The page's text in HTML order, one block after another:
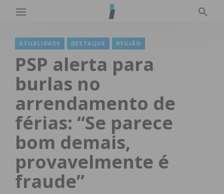
ATUALIDADE DESTAQUE REGIÃO
PSP alerta para
burlas no
arrendamento de
férias: “Se parece
bom demais,
provavelmente é
fraude”